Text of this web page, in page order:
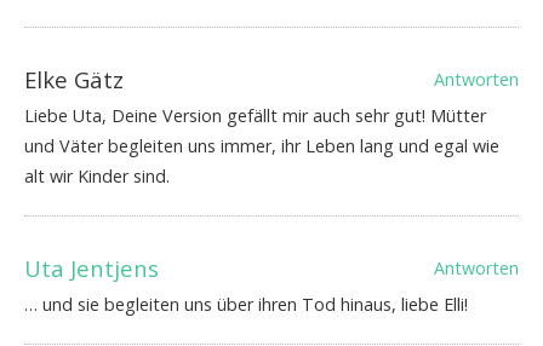
Elke Gätz
Antworten
Liebe Uta, Deine Version gefällt mir auch sehr gut! Mütter
und Väter begleiten uns immer, ihr Leben lang und egal wie
alt wir Kinder sind.
Uta Jentjens
Antworten
… und sie begleiten uns über ihren Tod hinaus, liebe Elli!